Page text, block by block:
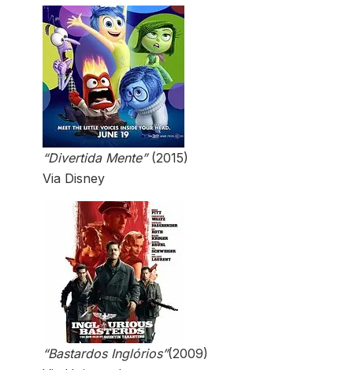
“Divertida Mente”(2015)
Via Disney
“Bastardos Inglórios”(2009)